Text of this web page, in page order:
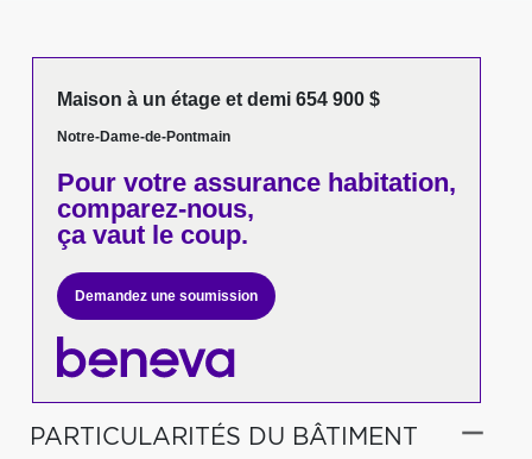
Maison à un étage et demi 654 900 $
Notre-Dame-de-Pontmain
Pour votreassurance habitation,
comparez-nous,
ça vaut le coup.
Demandez une soumission
PARTICULARITÉS DU BÂTIMENT